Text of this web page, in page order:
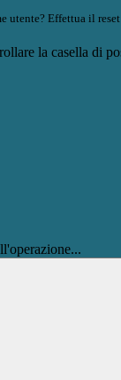
utente? Effettua il
la casella di